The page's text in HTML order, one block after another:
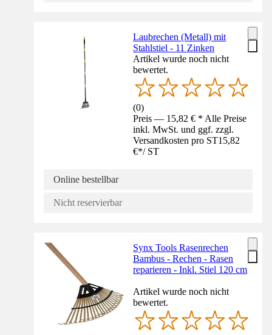
Laubrechen (Metall) mit
Stahlstiel - 11 Zinken
Artikel wurde noch nicht
bewertet.
(0)
Preis — 15,82 € * Alle Preise
inkl. MwSt. und ggf. zzgl.
Versandkosten pro ST15,82
€*/ ST
Online bestellbar
Nicht reservierbar
Synx Tools Rasenrechen
Bambus - Rechen - Rasen
reparieren - Inkl. Stiel 120 cm
Artikel wurde noch nicht
bewertet.